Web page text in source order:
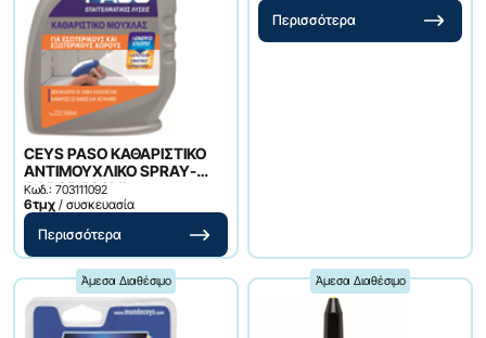
CEYS PASO ΚΑΘΑΡΙΣΤΙΚΟ
ΑΝΤΙΜΟΥΧΛΙΚΟ SPRAY-
ΑΦΡΟΣ 500ML
Κωδ.: 703111092
6τμχ / συσκευασία
Περισσότερα
Περισσότερα
Άμεσα Διαθέσιμο Άμεσα Διαθέσιμο